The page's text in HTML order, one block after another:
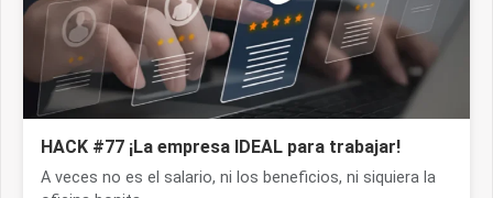
HACK #77 ¡La empresa IDEAL para trabajar!
A veces no es el salario, ni los beneficios, ni siquiera la